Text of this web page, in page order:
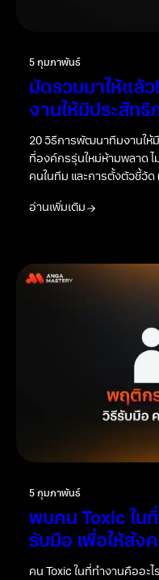
5 กุมภาพันธ์
มัดรวมมาให้แล้
งานให้มีประสิทธิ
20 วิธีการพัฒนาทีมงานให้
ที่องค์กรรุ่นใหม่ห้ามพลาด ไ
คนในทีม และการตั้งตัวชี้วัด
อ่านเพิ่มเติม
5 กุมภาพันธ์
พบคน Toxic ใน
รับมือ เพื่อให้สัง
คน Toxic ในที่ทำงานคืออะ